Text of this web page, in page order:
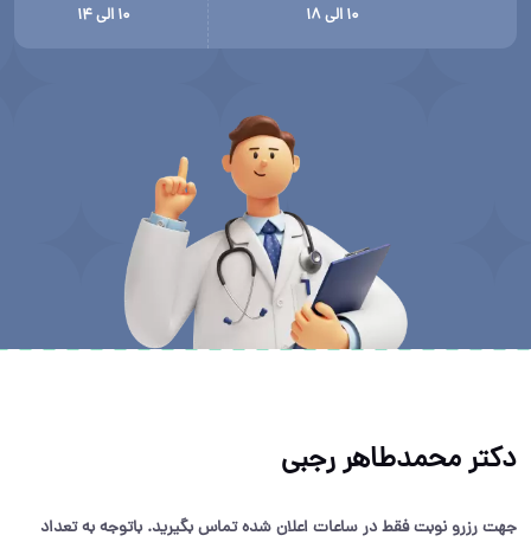
۱۰ الی ۱۸ ۱۰ الی ۱۴
دکتر محمدطاهر رجبی
جهت رزرو نوبت فقط در ساعات اعلان شده تماس بگیرید. باتوجه به تعداد